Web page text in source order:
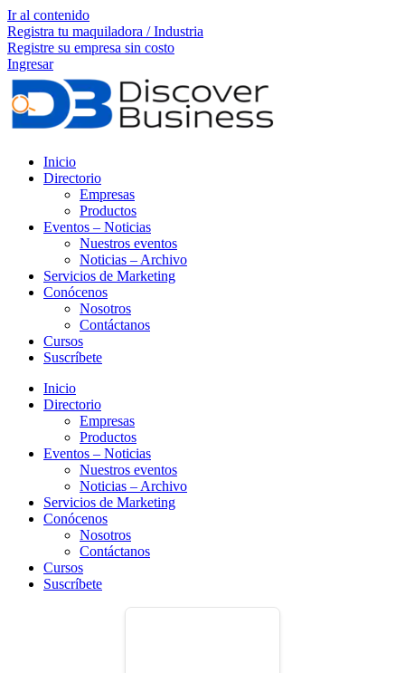
Ir al contenido
Registra tu maquiladora / Industria
Registre su empresa sin costo
Ingresar
Inicio
Directorio
Empresas
Productos
Eventos – Noticias
Nuestros eventos
Noticias – Archivo
Servicios de Marketing
Conócenos
Nosotros
Contáctanos
Cursos
Suscríbete
Inicio
Directorio
Empresas
Productos
Eventos – Noticias
Nuestros eventos
Noticias – Archivo
Servicios de Marketing
Conócenos
Nosotros
Contáctanos
Cursos
Suscríbete